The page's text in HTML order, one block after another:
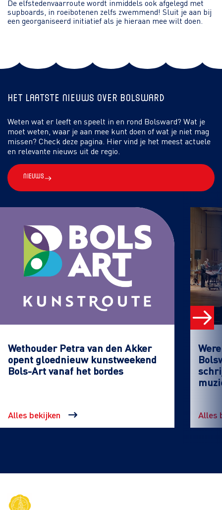
De elfstedenvaarroute wordt inmiddels ook afgelegd met
supboards, in roeibotenen zelfs zwemmend! Sluit je aan bij
een georganiseerd initiatief als je hieraan mee wilt doen.
Het laatste nieuws over Bolsward
Weten wat er leeft en speelt in en rond Bolsward? Wat je
moet weten, waar je aan mee kunt doen of wat je niet mag
missen? Check deze pagina. Hier vind je het meest actuele
en relevante nieuws uit de regio.
Nieuws
Wethouder Petra van den Akker
opent gloednieuw kunstweekend
Bols-Art vanaf het bordes
Alles bekijken Alles